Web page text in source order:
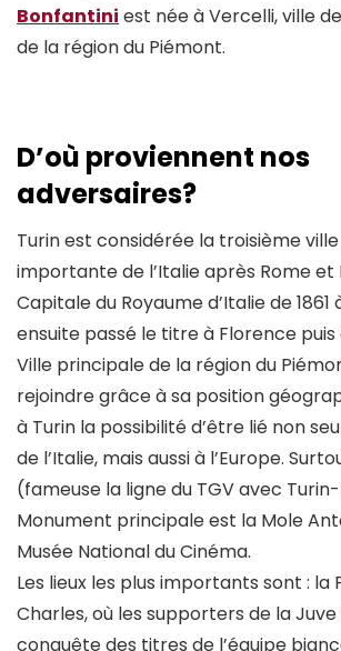
Bonfantini est née à Vercelli, ville
de la région du Piémont.
D’où proviennent nos
adversaires?
Turin est considérée la troisième
importante de l’Italie après Rome et
Capitale du Royaume d’Italie de 1861
ensuite passé le titre à Florence puis
Ville principale de la région du
rejoindre grâce à sa position
à Turin la possibilité d’être lié non
de l’Italie, mais aussi à l’Europe.
(fameuse la ligne du TGV avec
Monument principale est la Mole
Musée National du Cinéma.
Les lieux les plus importants sont : la
Charles, où les supporters de la
conquête des titres de l’équipe